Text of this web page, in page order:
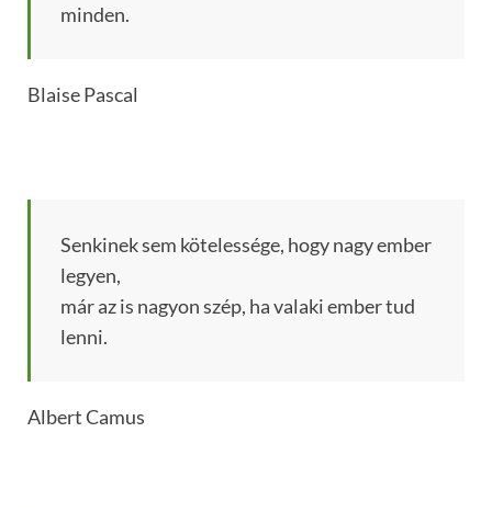
minden.
Blaise Pascal
Senkinek sem kötelessége, hogy nagy ember
legyen,
már az is nagyon szép, ha valaki ember tud
lenni.
Albert Camus